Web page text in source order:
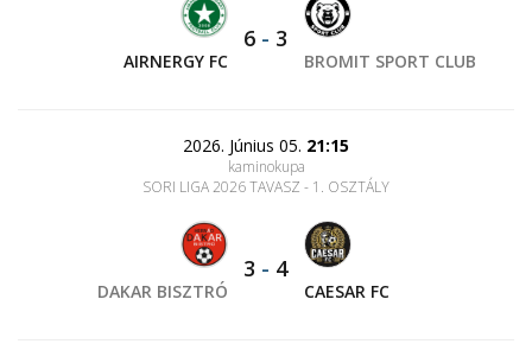
AIRNERGY FC
6 - 3
BROMIT SPORT CLUB
2026. Június 05. 21:15
kaminokupa
SORI LIGA 2026 TAVASZ - 1. OSZTÁLY
DAKAR BISZTRÓ
3 - 4
CAESAR FC